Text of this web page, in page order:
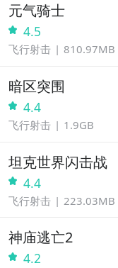
九游APP
玩新游 上九游
下 福利礼包免费领
立即下载
候公测？公测时间
幸存者塔防大事件
“九游幸存者塔防”专
件列表，每次幸存者
九游独家的哦；
元气骑士
4.5
飞行射击 810.97MB
暗区突围
4.4
飞行射击 1.9GB
坦克世界闪击战
4.4
飞行射击 223.03MB
神庙逃亡2
4.2